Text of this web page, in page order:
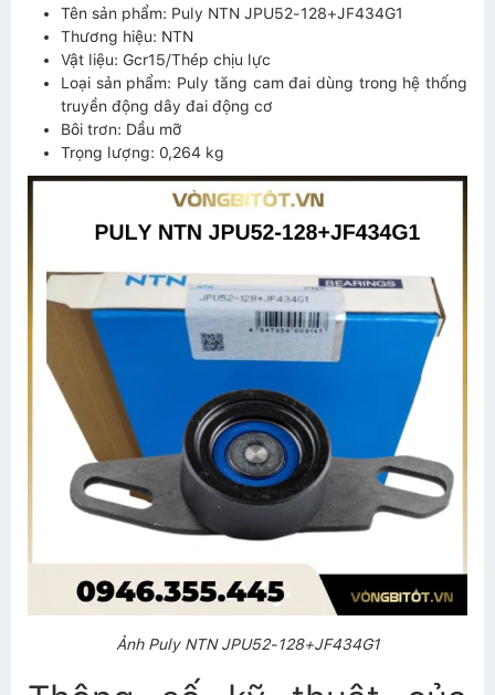
Tên sản phẩm: Puly NTN JPU52-128+JF434G1
Thương hiệu: NTN
Vật liệu: Gcr15/Thép chịu lực
Loại sản phẩm: Puly tăng cam đai dùng trong hệ thống
truyền động dây đai động cơ
Bôi trơn: Dầu mỡ
Trọng lượng: 0,264 kg
Ảnh Puly NTN JPU52-128+JF434G1